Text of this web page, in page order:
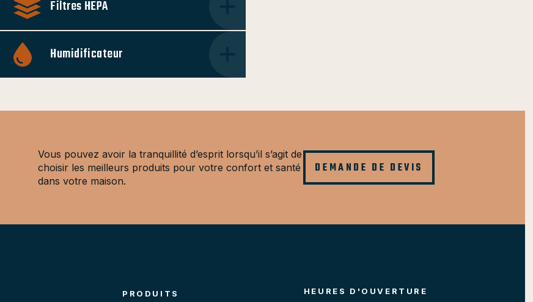
Filtres HEPA
Humidificateur
Vous pouvez avoir la tranquillité d’esprit lorsqu’il s’agit de
choisir les meilleurs produits pour votre confort et santé
dans votre maison.
DEMANDE DE DEVIS
PRODUITS HEURES D'OUVERTURE